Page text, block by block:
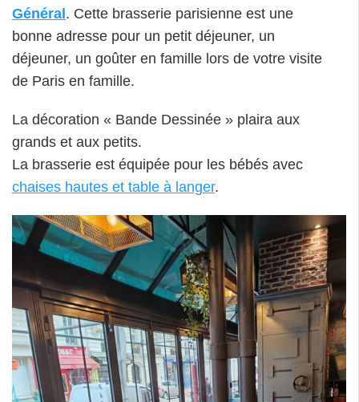
Général. Cette brasserie parisienne est une
bonne adresse pour un petit déjeuner, un
déjeuner, un goûter en famille lors de votre visite
de Paris en famille.
La décoration « Bande Dessinée » plaira aux
grands et aux petits.
La brasserie est équipée pour les bébés avec
chaises hautes et table à langer.